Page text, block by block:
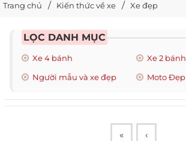
Trang chủ Kiến thức về xe Xe đẹp
LỌC DANH MỤC
Xe 4 bánh
Xe 2 bánh
Người mẫu và xe đẹp
Moto Đẹp
« ‹